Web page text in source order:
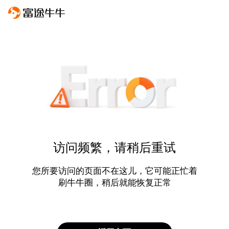
访问频繁，请稍后重试
您所要访问的页面不在这儿，它可能正忙着
刷牛牛圈，稍后就能恢复正常